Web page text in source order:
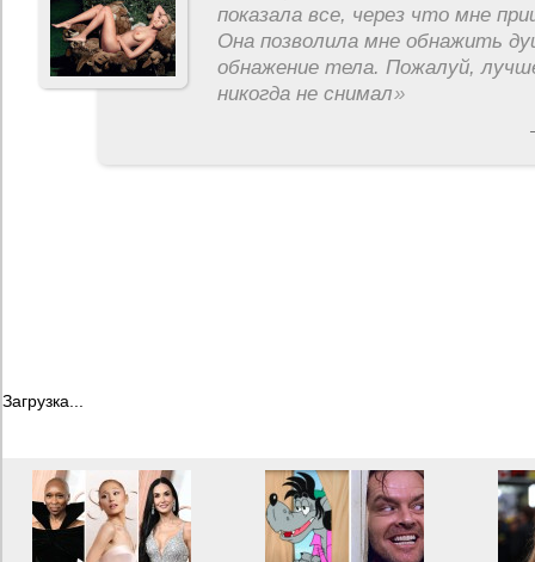
показала все, через что мне
Она позволила мне обнажить
обнажение тела. Пожалуй,
никогда не снимал»
Загрузка...